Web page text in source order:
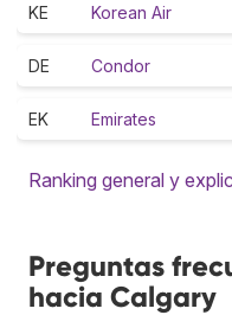
KE Korean Air
DE Condor
EK Emirates
Ranking general y
Preguntas
hacia Calgary